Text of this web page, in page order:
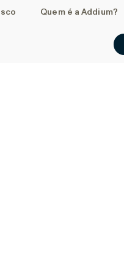
Quem é a Addium?